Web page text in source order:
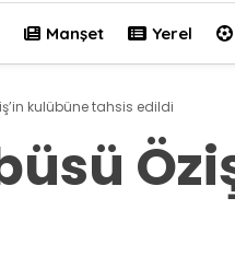
Manşet Yerel
kulübüne tahsis edildi